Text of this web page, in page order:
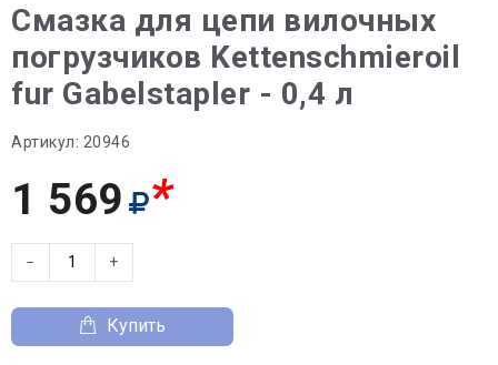
Смазка для цепи вилочных
погрузчиков Kettenschmieroil
fur Gabelstapler - 0,4 л
Артикул: 20946
1 569 *
− +
Купить